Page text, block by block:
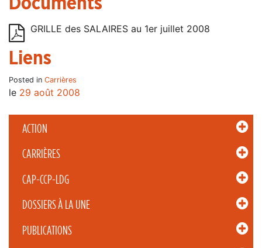
ACTION
CARRIÈRES
CAP-CCP-LDG
DOSSIERS À LA UNE
PUBLICATIONS
Documents
GRILLE des SALAIRES au 1er juillet 2008
Liens
Posted in Carrières
le 29 août 2008